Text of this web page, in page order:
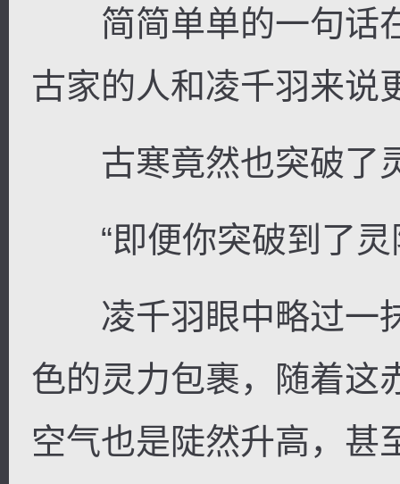
简简单单的一句话
古家的人和凌千羽来说
古寒竟然也突破了
“即便你突破到了灵
凌千羽眼中略过一
色的灵力包裹，随着这
空气也是陡然升高，甚